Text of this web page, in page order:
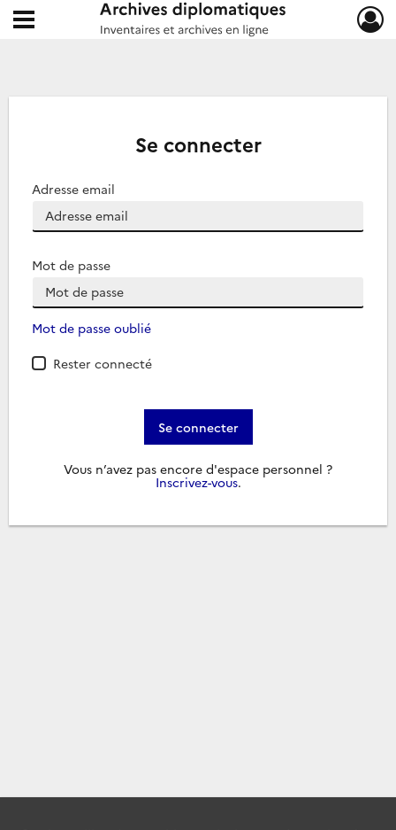
Archives diplomatiques
Ouvrir le menu déroulant
Se connecter
Adresse email
Mot de passe
Mot de passe oublié
Rester connecté
Se connecter
Vous n’avez pas encore d'espace personnel ?
Inscrivez-vous.